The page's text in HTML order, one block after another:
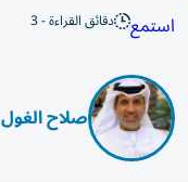
استمع دقائق القراءة - 3
صلاح الغول